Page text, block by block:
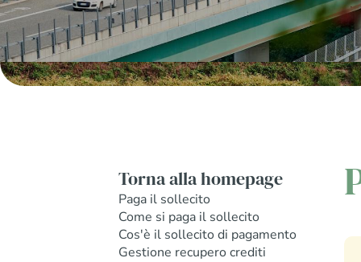
Torna alla homepage
Paga il sollecito
Come si paga il sollecito
Cos'è il sollecito di pagamento
Gestione recupero crediti